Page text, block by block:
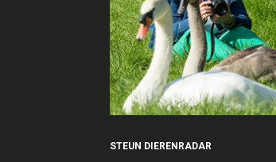
STEUN DIERENRADAR